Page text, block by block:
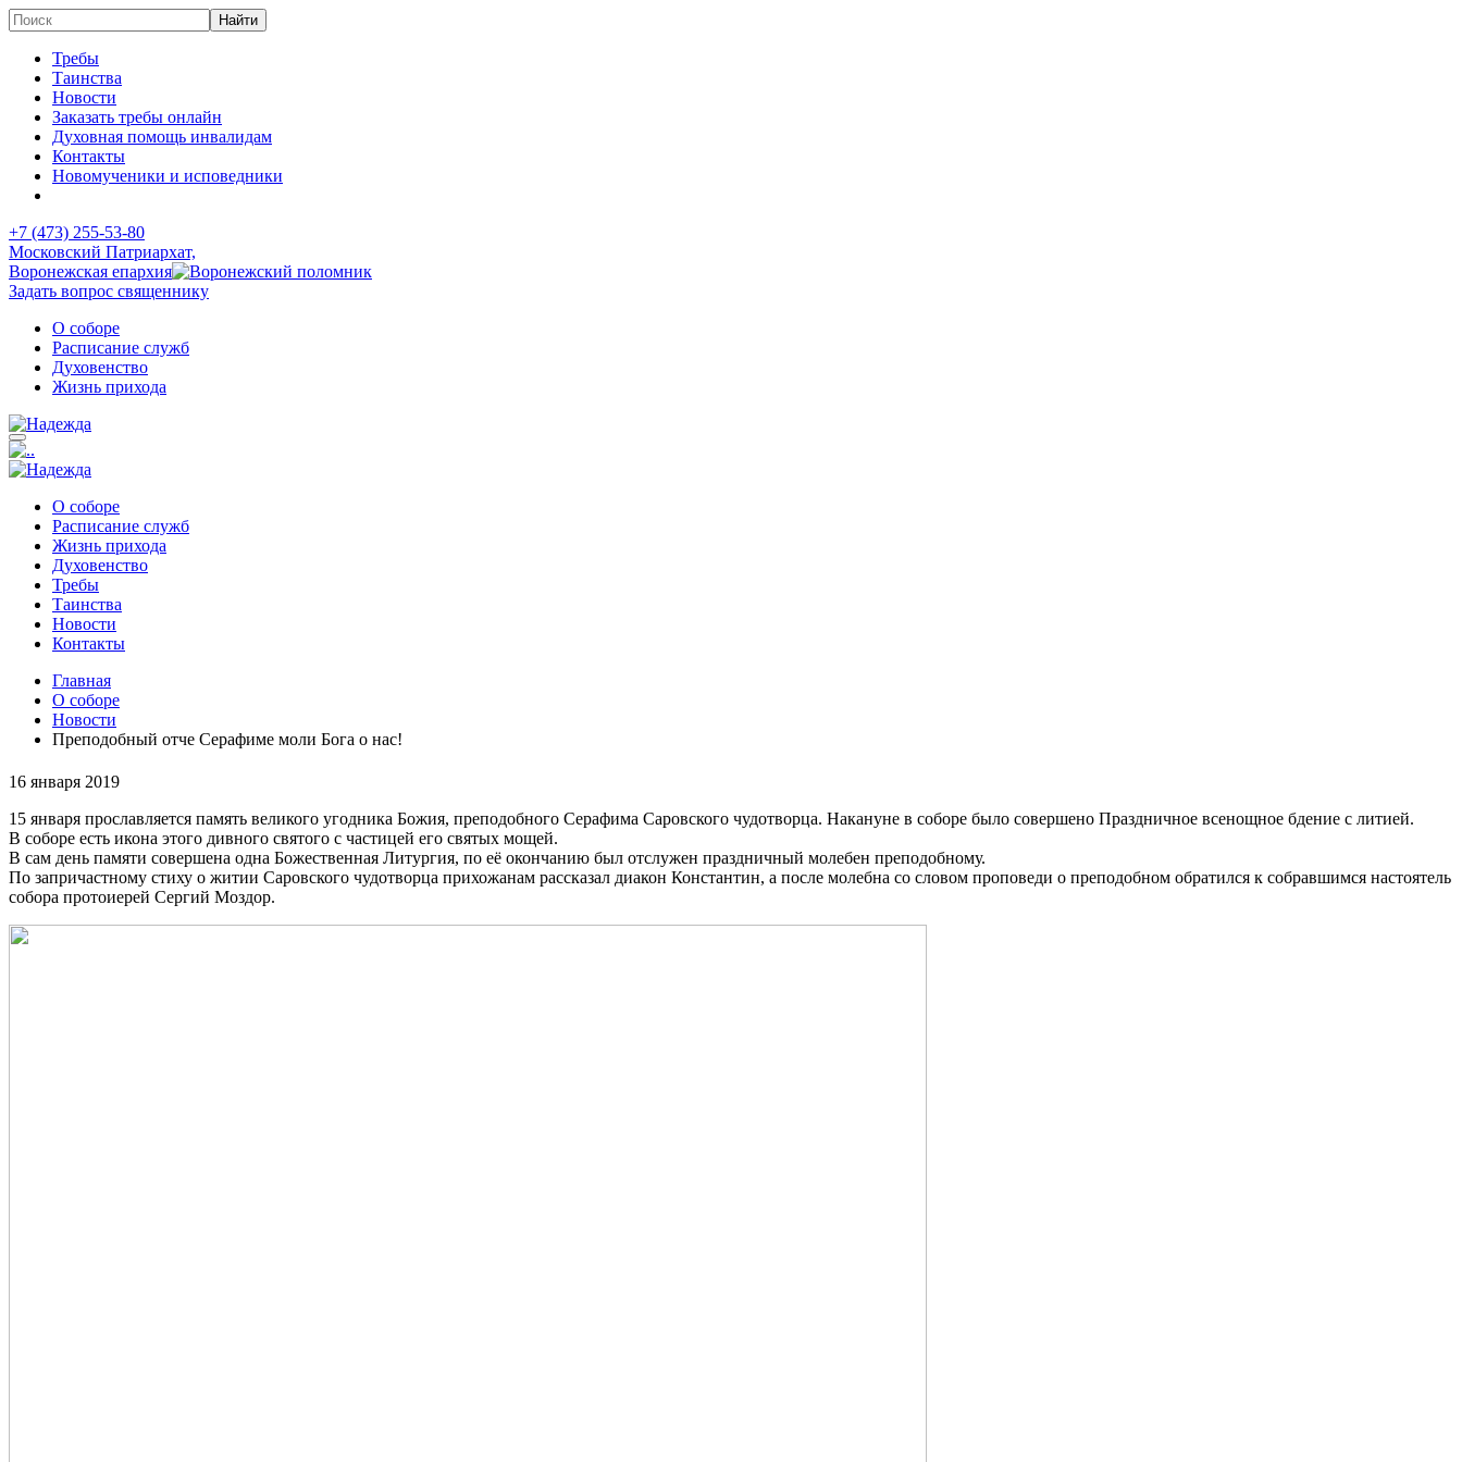
Требы
Таинства
Новости
Заказать требы онлайн
Духовная помощь инвалидам
Контакты
Новомученики и исповедники
+7 (473) 255-53-80
Московский Патриархат,
Воронежская епархия
Задать вопрос священнику
О соборе
Расписание служб
Духовенство
Жизнь прихода
О соборе
Расписание служб
Жизнь прихода
Духовенство
Требы
Таинства
Новости
Контакты
Главная
О соборе
Новости
Преподобный отче Серафиме моли Бога о нас!
16 января 2019
15 января прославляется память великого угодника Божия, преподобного Серафима Саровского чудотворца. Накануне в соборе было совершено Праздничное всенощное бдение с литией.
В соборе есть икона этого дивного святого с частицей его святых мощей.
В сам день памяти совершена одна Божественная Литургия, по её окончанию был отслужен праздничный молебен преподобному.
По запричастному стиху о житии Саровского чудотворца прихожанам рассказал диакон Константин, а после молебна со словом проповеди о преподобном обратился к собравшимся настоятель
собора протоиерей Сергий Моздор.